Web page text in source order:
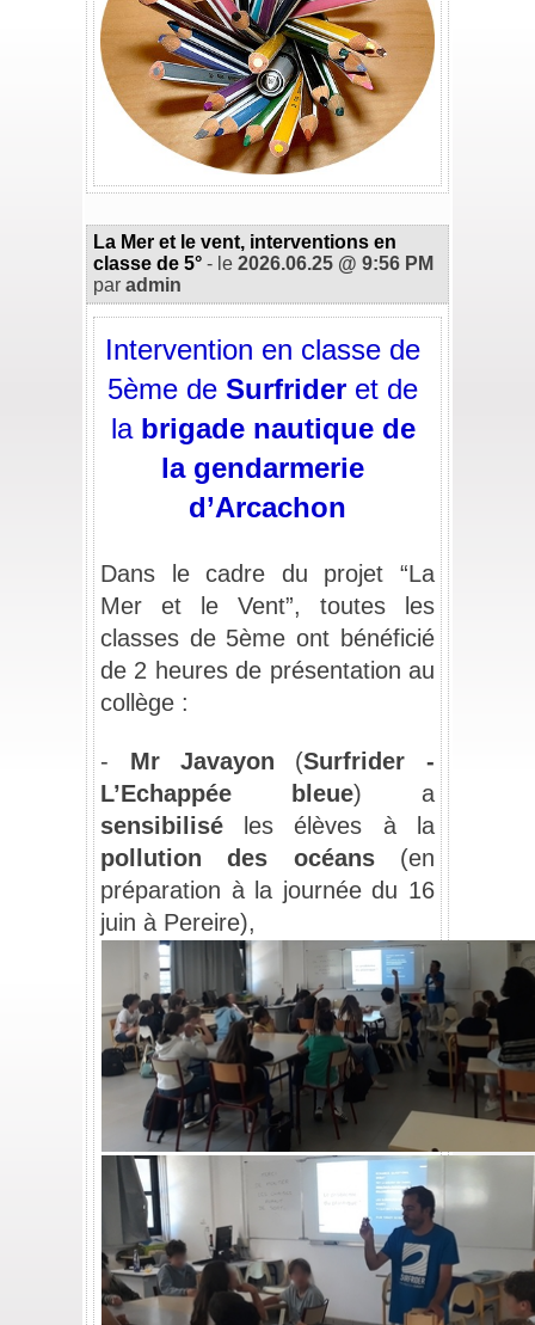
La Mer et le vent, interventions en
classe de 5° - le2026.06.25 @ 9:56 PM
paradmin
Intervention en classe de
5ème de Surfrider et de
la brigade nautique de
la gendarmerie
d’Arcachon
Dans le cadre du projet “La
Mer et le Vent”, toutes les
classes de 5ème ont bénéficié
de 2 heures de présentation au
collège :
- Mr Javayon (Surfrider -
L’Echappée bleue
) a
sensibilisé
les élèves à la
pollution des océans (en
préparation à la journée du 16
juin à Pereire),